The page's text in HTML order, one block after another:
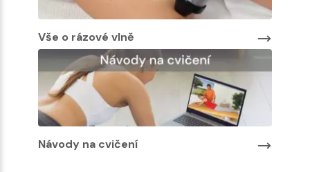
Vše o rázové vlně
Návody na cvičení